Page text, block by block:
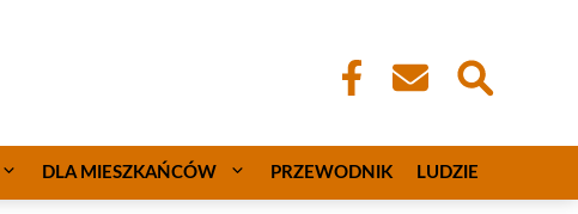
DLA MIESZKAŃCÓW PRZEWODNIK LUDZIE